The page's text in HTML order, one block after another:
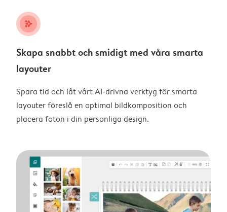
stars_plus
Skapa snabbt och smidigt med våra smarta
layouter
Spara tid och låt vårt AI-drivna verktyg för smarta
layouter föreslå en optimal bildkomposition och
placera foton i din personliga design.